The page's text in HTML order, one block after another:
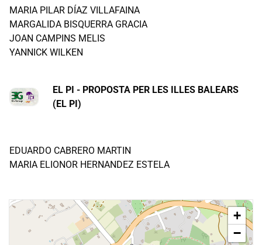
MARIA PILAR DÍAZ VILLAFAINA
MARGALIDA BISQUERRA GRACIA
JOAN CAMPINS MELIS
YANNICK WILKEN
EL PI - PROPOSTA PER LES ILLES BALEARS
(EL PI)
EDUARDO CABRERO MARTIN
MARIA ELIONOR HERNANDEZ ESTELA
+
−